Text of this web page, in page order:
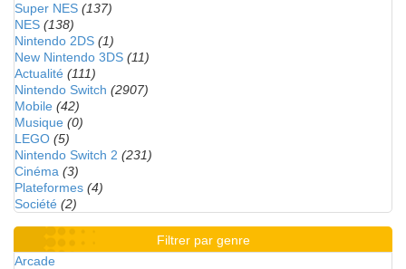
Super NES (137)
NES (138)
Nintendo 2DS (1)
New Nintendo 3DS (11)
Actualité (111)
Nintendo Switch (2907)
Mobile (42)
Musique (0)
LEGO (5)
Nintendo Switch 2 (231)
Cinéma (3)
Plateformes (4)
Société (2)
Filtrer par genre
Arcade